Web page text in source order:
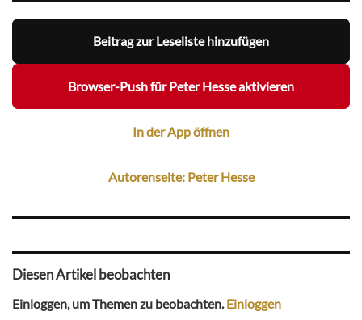
Beitrag zur Leseliste hinzufügen
Browser-Push für Peter Hesse aktivieren
In der App öffnen
Autorenseite: Peter Hesse
Diesen Artikel beobachten
Einloggen, um Themen zu beobachten.Einloggen